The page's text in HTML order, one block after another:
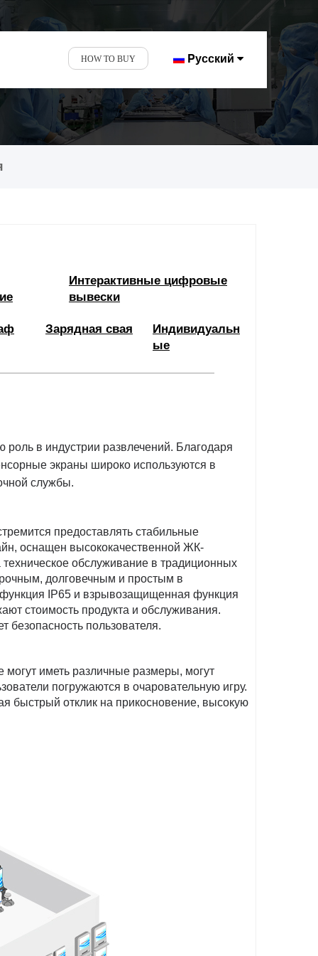
Pусский
HOW TO BUY
и
Интерактивные цифровые
вывески
Зарядная свая
Индивидуальн
ые
в индустрии развлечений. Благодаря
экраны широко используются в
службы.
предоставлять стабильные
оснащен высококачественной ЖК-
обслуживание в традиционных
долговечным и простым в
IP65 и взрывозащищенная функция
стоимость продукта и обслуживания.
безопасность пользователя.
иметь различные размеры, могут
погружаются в очаровательную игру.
быстрый отклик на прикосновение, высокую